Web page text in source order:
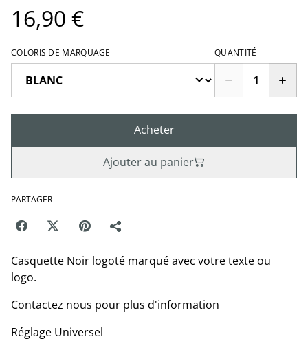
16,90 €
COLORIS DE MARQUAGE QUANTITÉ
Acheter
Ajouter au panier
PARTAGER
Casquette Noir logoté marqué avec votre texte ou
logo.
Contactez nous pour plus d'information
Réglage Universel